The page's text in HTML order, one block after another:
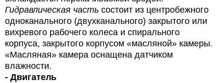
Гидравлическая часть состоит из центробежного
одноканального (двухканального) закрытого или
вихревого рабочего колеса и спирального
корпуса, закрытого корпусом «масляной» камеры.
«Масляная» камера оснащена датчиком
влажности.
- Двигатель